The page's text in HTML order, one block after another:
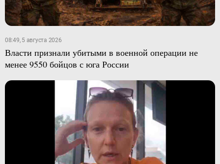
08:49, 5 августа 2026
Власти признали убитыми в военной операции не
менее 9550 бойцов с юга России